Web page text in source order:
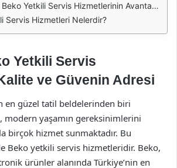
Yetkili Servis Hizmetlerinin Avantajları
Servis Hizmetleri Nelerdir?
Yetkili Servis
ve Güvenin Adresi
en güzel tatil beldelerinden biri
modern yaşamın gereksinimlerini
birçok hizmet sunmaktadır. Bu
Beko yetkili servis hizmetleridir. Beko,
ürünler alanında Türkiye’nin en